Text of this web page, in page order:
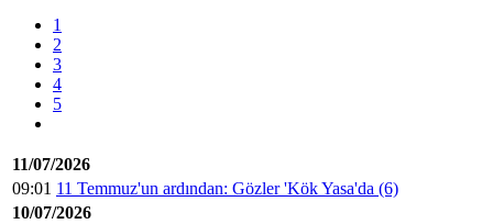
1
2
3
4
5
11/07/2026
09:01 11 Temmuz'un ardından: Gözler 'Kök Yasa'da (6)
10/07/2026